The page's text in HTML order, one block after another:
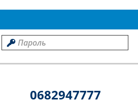
0682947777